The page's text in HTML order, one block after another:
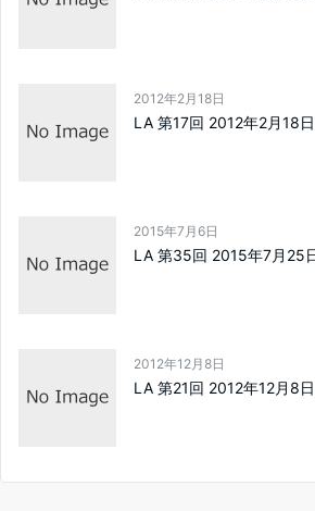
2012年2月18日
LA 第17回 2012年2月18
2015年7月6日
LA 第35回 2015年7月25
2012年12月8日
LA 第21回 2012年12月8